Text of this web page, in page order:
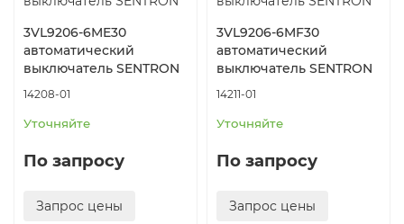
3VL9206-6ME30
автоматический
выключатель SENTRON
14208-01
Уточняйте
По запросу
Запрос цены
3VL9206-6MF30
автоматический
выключатель SENTRON
14211-01
Уточняйте
По запросу
Запрос цены